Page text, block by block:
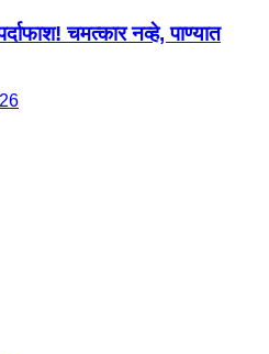
चमत्कार नव्हे, पाण्यात